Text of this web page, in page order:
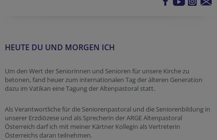
HEUTE DU UND MORGEN ICH
Um den Wert der Seniorinnen und Senioren für unsere Kirche zu
betonen, fand heuer zum internationalen Tag der älteren Generation
dazu im Vatikan eine Tagung der Altenpastoral statt.
Als Verantwortliche für die Seniorenpastoral und die Seniorenbildung in
unserer Erzdiözese und als Sprecherin der ARGE Altenpastoral
Österreich darf ich mit meiner Kärtner Kollegin als Vertreterin
Österreichs daran teilnehmen.